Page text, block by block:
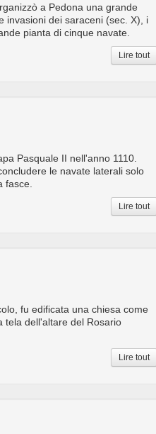
a Pedona una grande
invasioni dei saraceni (sec. X), i
pianta di cinque navate.
Lire tout
Pasquale II nell'anno 1110.
le navate laterali solo
fasce.
Lire tout
fu edificata una chiesa come
tela dell'altare del Rosario
Lire tout